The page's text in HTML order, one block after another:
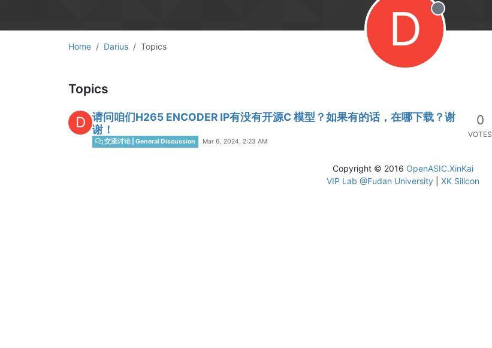
Home Darius Topics D Offline
Topics
D 请问咱们H265 ENCODER IP有没有开源C 模型？如果有的话，在哪下载？谢
谢！
交流讨论 | General Discussion Mar 6, 2024, 2:23 AM
0
VOTES
Copyright © 2016 OpenASIC.XinKai
VIP Lab @Fudan University| XK Silicon